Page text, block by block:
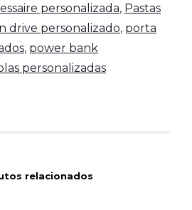
personalizada, Pastas
drive personalizado, porta
, power bank
personalizadas
relacionados